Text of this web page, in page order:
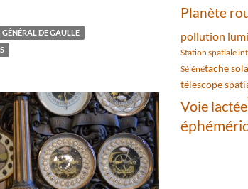
GÉNÉRAL DE GAULLE
Planète
pollution
Station spatiale
Sélénétache
télescope
Voie lactée